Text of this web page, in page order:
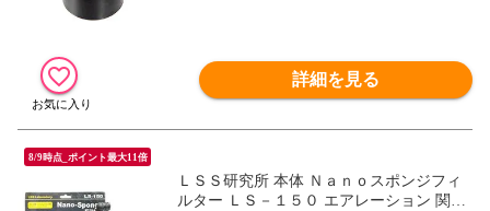
詳細を見る
8/9時点_ポイント最大11倍
ＬＳＳ研究所 本体 Ｎａｎｏスポンジフィ
ルター ＬＳ－１５０ エアレーション 関東